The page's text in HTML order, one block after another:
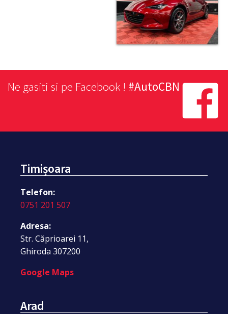
Ne gasiti si pe Facebook ! #AutoCBN
Timișoara
Telefon:
0751 201 507
Adresa:
Str. Căprioarei 11,
Ghiroda 307200
Google Maps
Arad